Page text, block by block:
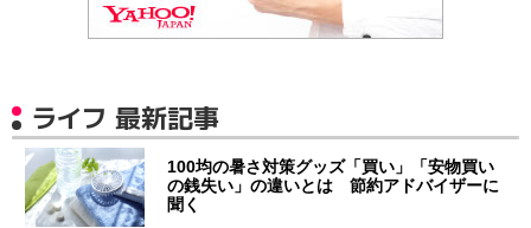
ライフ 最新記事
100均の暑さ対策グッズ「買い」「安物買い
の銭失い」の違いとは 節約アドバイザーに
聞く